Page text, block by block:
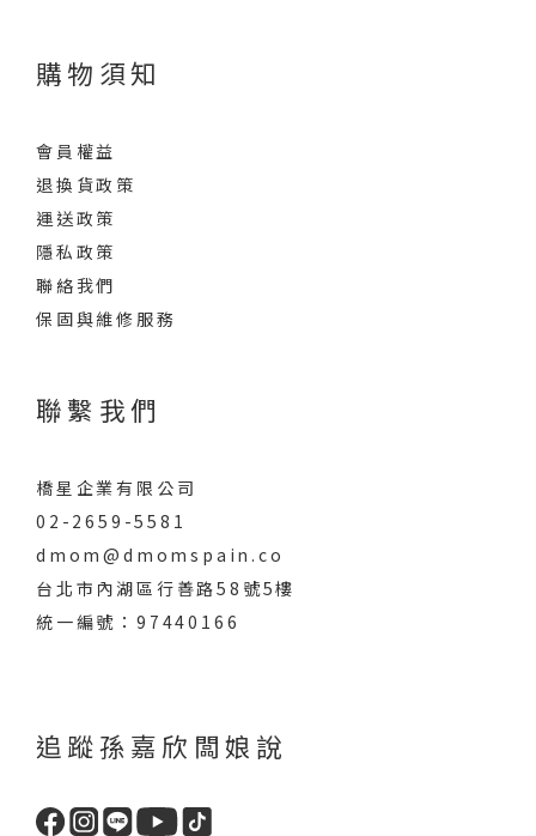
購物須知
會員權益
退換貨政策
運送政策
隱私政策
聯絡我們
保固與維修服務
聯繫我們
橋星企業有限公司
02-2659-5581
dmom@dmomspain.co
台北市內湖區行善路58號5樓
統一編號：97440166
追蹤孫嘉欣闆娘說